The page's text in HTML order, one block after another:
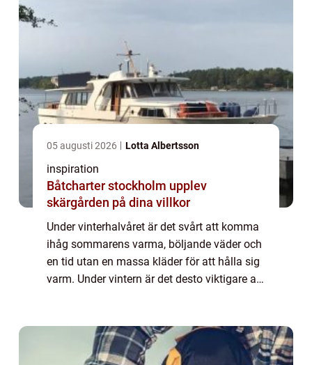
05 augusti 2026 Lotta Albertsson
inspiration
Båtcharter stockholm upplev
skärgården på dina villkor
Under vinterhalvåret är det svårt att komma
ihåg sommarens varma, böljande väder och
en tid utan en massa kläder för att hålla sig
varm. Under vintern är det desto viktigare att